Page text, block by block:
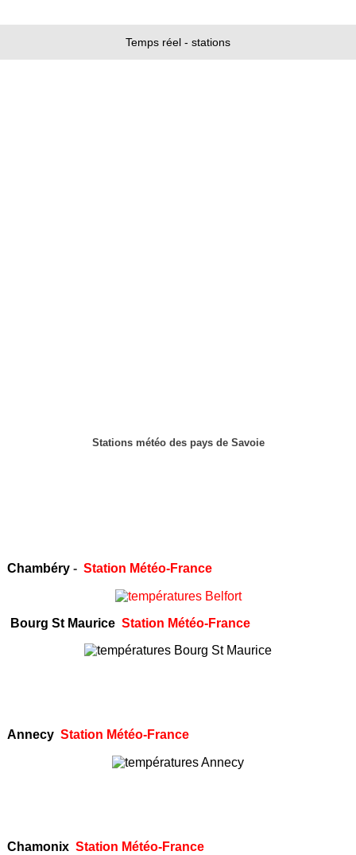
Temps réel - stations
Stations météo des pays de Savoie
Chambéry -Station Météo-France
Bourg St Maurice Station Météo-France
Annecy Station Météo-France
Chamonix Station Météo-France